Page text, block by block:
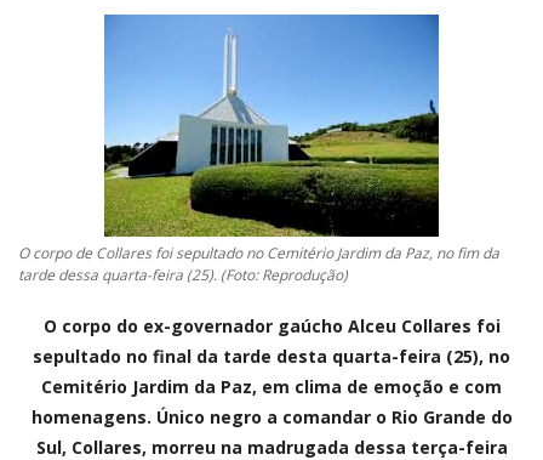
A FOLHA REGIONAL DIGITAL
O corpo de Collares foi sepultado no Cemitério Jardim da Paz, no fim da
tarde dessa quarta-feira (25). (Foto: Reprodução)
O corpo do ex-governador gaúcho Alceu Collares foi
sepultado no final da tarde desta quarta-feira (25), no
Cemitério Jardim da Paz, em clima de emoção e com
homenagens. Único negro a comandar o Rio Grande do
Sul, Collares, morreu na madrugada dessa terça-feira